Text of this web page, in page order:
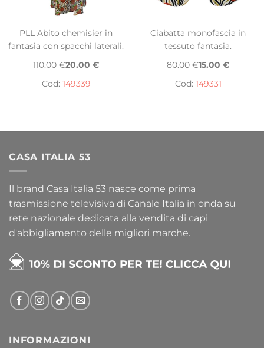
PLL Abito chemisier in
fantasia con spacchi laterali.
110.00 €20.00 €
Cod: 149339
Ciabatta monofascia in
tessuto fantasia.
80.00 €15.00 €
Cod: 149331
CASA ITALIA 53
Il brand Casa Italia 53 nasce come prima
trasmissione televisiva di Canale Italia in onda su
rete nazionale dedicata alla vendita di capi
d'abbigliamento delle migliori marche.
INFORMAZIONI